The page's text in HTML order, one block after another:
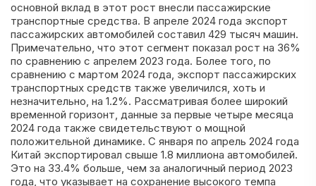
основной вклад в этот рост внесли пассажирские
транспортные средства. В апреле 2024 года экспорт
пассажирских автомобилей составил 429 тысяч машин.
Примечательно, что этот сегмент показал рост на 36%
по сравнению с апрелем 2023 года. Более того, по
сравнению с мартом 2024 года, экспорт пассажирских
транспортных средств также увеличился, хоть и
незначительно, на 1.2%. Рассматривая более широкий
временной горизонт, данные за первые четыре месяца
2024 года также свидетельствуют о мощной
положительной динамике. С января по апрель 2024 года
Китай экспортировал свыше 1.8 миллиона автомобилей.
Это на 33.4% больше, чем за аналогичный период 2023
года, что указывает на сохранение высокого темпа